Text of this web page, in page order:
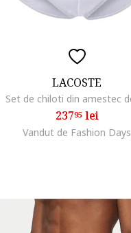
LACOSTE
23795lei
Vandut de Fashion Days